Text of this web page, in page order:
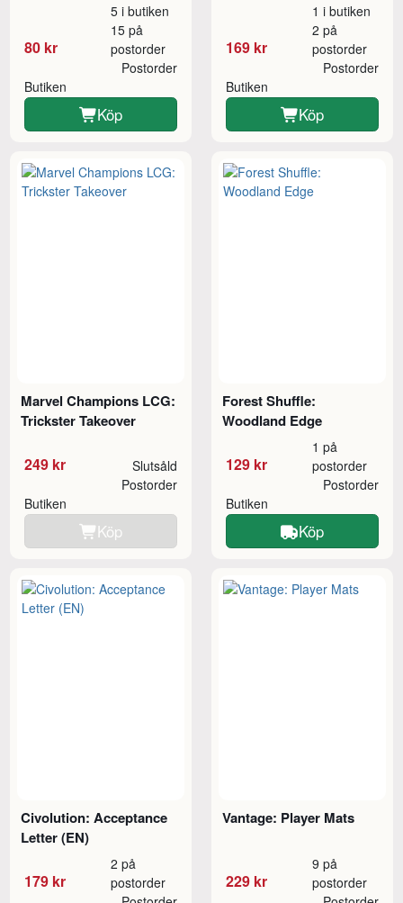
80 kr
5 i butiken
15 på
postorder
Butiken
Postorder
Köp
169 kr
1 i butiken
2 på
postorder
Butiken
Postorder
Köp
Marvel Champions LCG:
Trickster Takeover
249 kr Slutsåld
Butiken
Postorder
Köp
Forest Shuffle:
Woodland Edge
129 kr
1 på
postorder
Butiken
Postorder
Köp
Civolution: Acceptance
Letter (EN)
179 kr
2 på
postorder
Vantage: Player Mats
229 kr
9 på
postorder